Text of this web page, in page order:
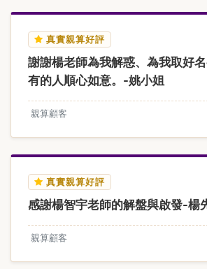
真實親算好評
謝謝楊老師為我解惑、為我取好
有的人順心如意。-姚小姐
親算顧客
真實親算好評
感謝楊智宇老師的解盤與啟發-楊
親算顧客